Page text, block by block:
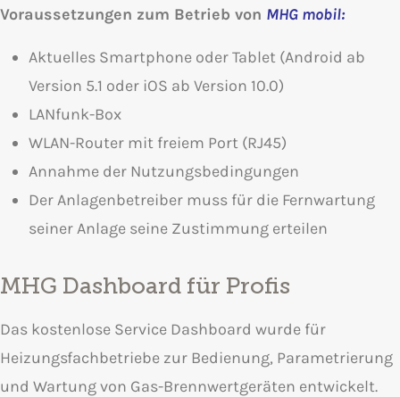
Voraussetzungen zum Betrieb von MHG mobil:
Aktuelles Smartphone oder Tablet (Android ab
Version 5.1 oder iOS ab Version 10.0)
LANfunk-Box
WLAN-Router mit freiem Port (RJ45)
Annahme der Nutzungsbedingungen
Der Anlagenbetreiber muss für die Fernwartung
seiner Anlage seine Zustimmung erteilen
MHG Dashboard für Profis
Das kostenlose Service Dashboard wurde für
Heizungsfachbetriebe zur Bedienung, Parametrierung
und Wartung von Gas-Brennwertgeräten entwickelt.